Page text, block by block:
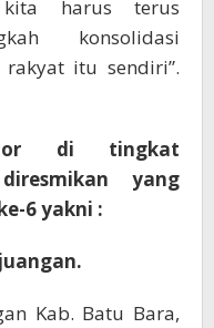
harus terus
konsolidasi
itu sendiri”.
di tingkat
yang
6 yakni :
Kab. Batu Bara,